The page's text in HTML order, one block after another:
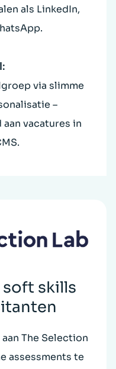
als LinkedIn,
via slimme
–
vacatures in
skills
The Selection
assessments te